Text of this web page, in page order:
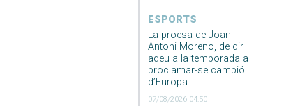
ESPORTS
La proesa de Joan
Antoni Moreno, de dir
adeu a la temporada a
proclamar-se campió
d’Europa
07/08/2026 04:50